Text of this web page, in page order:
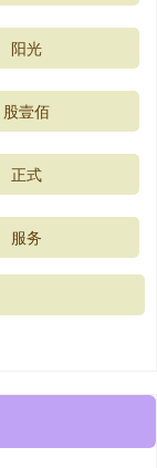
阳光
股壹佰
正式
服务